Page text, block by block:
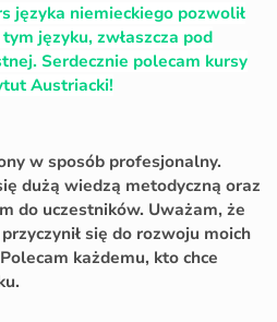
języka niemieckiego pozwolił
języku, zwłaszcza pod
Serdecznie polecam kursy
Austriacki!
w sposób profesjonalny.
dużą wiedzą metodyczną oraz
do uczestników. Uważam, że
się do rozwoju moich
każdemu, kto chce